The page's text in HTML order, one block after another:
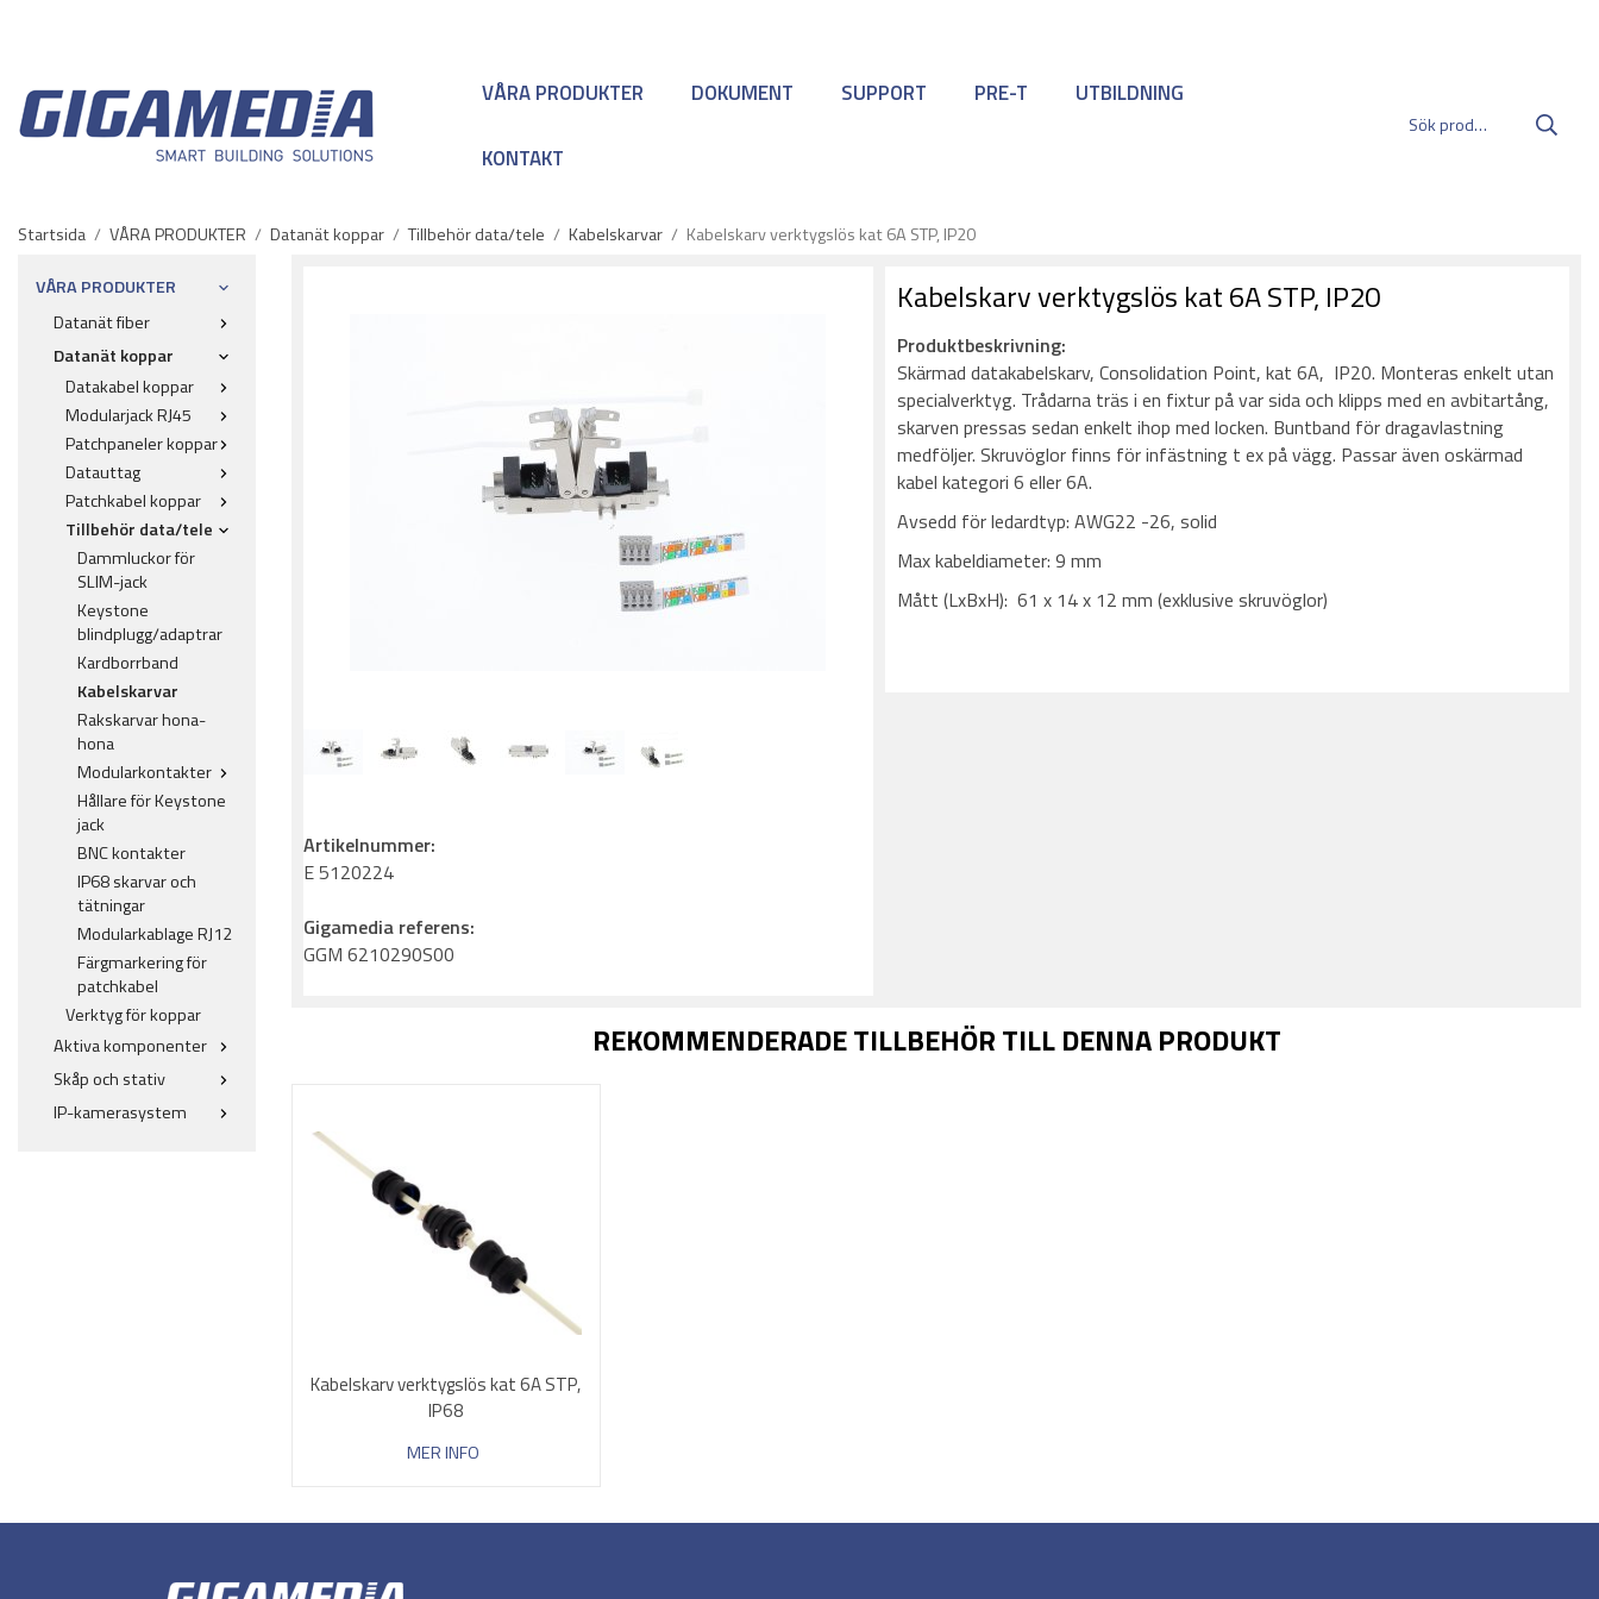
VÅRA PRODUKTER DOKUMENT SUPPORT PRE-T UTBILDNING
KONTAKT
Startsida / VÅRA PRODUKTER / Datanät koppar / Tillbehör data/tele / Kabelskarvar / Kabelskarv verktygslös kat 6A STP, IP20
VÅRA PRODUKTER
Datanät fiber
Datanät koppar
Datakabel koppar
Modularjack RJ45
Patchpaneler koppar
Datauttag
Patchkabel koppar
Tillbehör data/tele
Dammluckor för
SLIM-jack
Keystone
blindplugg/adaptrar
Kardborrband
Kabelskarvar
Rakskarvar hona-
hona
Modularkontakter
Hållare för Keystone
jack
BNC kontakter
IP68 skarvar och
tätningar
Modularkablage RJ12
Färgmarkering för
patchkabel
Verktyg för koppar
Aktiva komponenter
Skåp och stativ
IP-kamerasystem
Kabelskarv verktygslös kat 6A STP, IP20
Produktbeskrivning:
Skärmad datakabelskarv, Consolidation Point, kat 6A, IP20. Monteras enkelt utan
specialverktyg. Trådarna träs i en fixtur på var sida och klipps med en avbitartång,
skarven pressas sedan enkelt ihop med locken. Buntband för dragavlastning
medföljer. Skruvöglor finns för infästning t ex på vägg. Passar även oskärmad
kabel kategori 6 eller 6A.
Avsedd för ledardtyp: AWG22 -26, solid
Max kabeldiameter: 9 mm
Mått (LxBxH): 61 x 14 x 12 mm (exklusive skruvöglor)
Artikelnummer:
E 5120224
Gigamedia referens:
GGM 6210290S00
REKOMMENDERADE TILLBEHÖR TILL DENNA PRODUKT
Kabelskarv verktygslös kat 6A STP,
IP68
MER INFO